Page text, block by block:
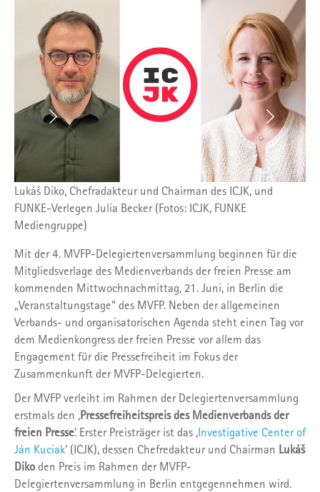
Lukáš Diko, Chefradakteur und Chairman des ICJK, und
FUNKE-Verlegen Julia Becker (Fotos: ICJK, FUNKE
Mediengruppe)
Mit der 4. MVFP-Delegiertenversammlung beginnen für die
Mitgliedsverlage des Medienverbands der freien Presse am
kommenden Mittwochnachmittag, 21. Juni, in Berlin die
„Veranstaltungstage“ des MVFP. Neben der allgemeinen
Verbands- und organisatorischen Agenda steht einen Tag vor
dem Medienkongress der freien Presse vor allem das
Engagement für die Pressefreiheit im Fokus der
Zusammenkunft der MVFP-Delegierten.
Der MVFP verleiht im Rahmen der Delegiertenversammlung
erstmals den ‚Pressefreiheitspreis des Medienverbands der
freien Presse‘. Erster Preisträger ist das ‚Investigative Center of
Ján Kuciak‘ (ICJK), dessen Chefredakteur und Chairman Lukáš
Diko den Preis im Rahmen der MVFP-
Delegiertenversammlung in Berlin entgegennehmen wird.